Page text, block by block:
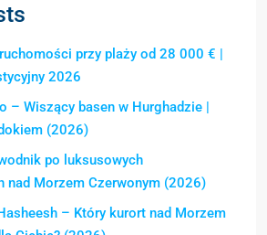
przy plaży od 28 000 € |
2026
– Wiszący basen w Hurghadzie |
(2026)
po luksusowych
nad Morzem Czerwonym (2026)
– Który kurort nad Morzem